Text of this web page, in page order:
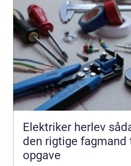
Elektriker herlev sådan vælger du
den rigtige fagmand
opgave